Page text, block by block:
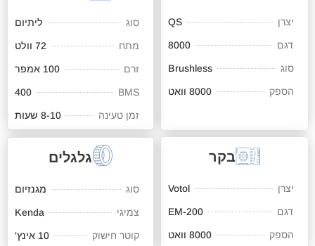
יצרן QS
דגם 8000
סוג Brushless
הספק 8000 וואט
סוג ליתיום
מתח 72 וולט
זרם 100 אמפר
BMS
400
זמן טעינה 8-10 שעות
בקר
יצרן Votol
דגם EM-200
הספק 8000 וואט
גלגלים
סוג מגנזיום
צמיגי Kenda
קוטר חישוק 10 אינץ'